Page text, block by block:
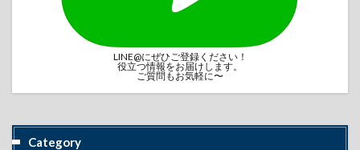
LINE@にぜひご登録ください！
役立つ情報をお届けします。
ご質問もお気軽に〜
Category